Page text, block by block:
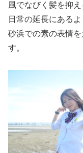
風でなびく髪を抑
日常の延長にある
砂浜での素の表情
す。